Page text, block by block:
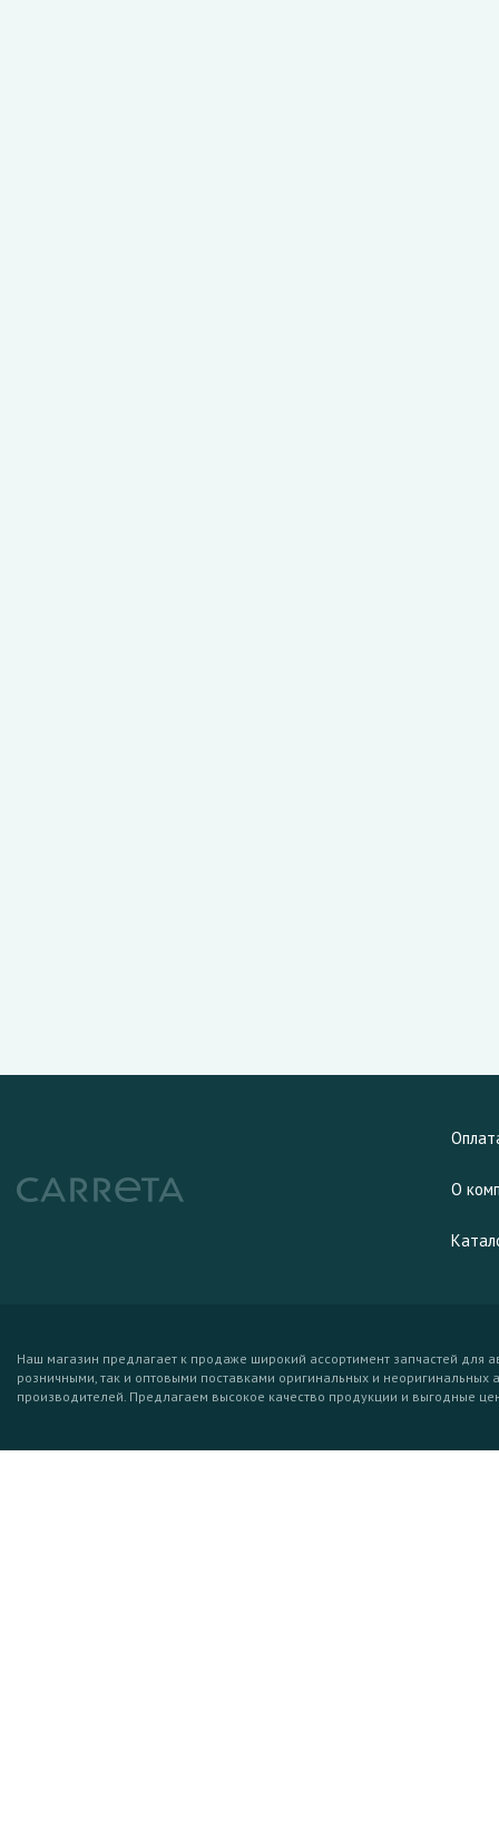
О
Наш магазин предлагает к продаже широкий ассортимент запчастей для
розничными, так и оптовыми поставками оригинальных и неоригинальных
производителей. Предлагаем высокое качество продукции и выгодные